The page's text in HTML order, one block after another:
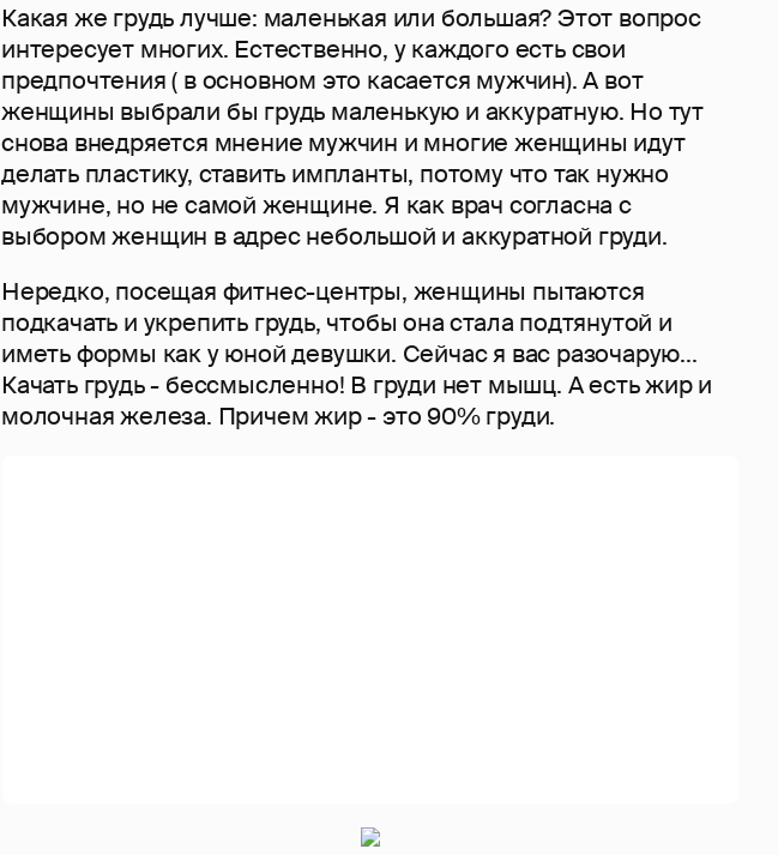
Какая же грудь лучше: маленькая или большая? Этот вопрос
интересует многих. Естественно, у каждого есть свои
предпочтения ( в основном это касается мужчин). А вот
женщины выбрали бы грудь маленькую и аккуратную. Но тут
снова внедряется мнение мужчин и многие женщины идут
делать пластику, ставить импланты, потому что так нужно
мужчине, но не самой женщине. Я как врач согласна с
выбором женщин в адрес небольшой и аккуратной груди.
Нередко, посещая фитнес-центры, женщины пытаются
подкачать и укрепить грудь, чтобы она стала подтянутой и
иметь формы как у юной девушки. Сейчас я вас разочарую...
Качать грудь - бессмысленно! В груди нет мышц. А есть жир и
молочная железа. Причем жир - это 90% груди.